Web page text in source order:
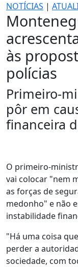
NOTÍCIAS |
às
polícias
Primeiro-
pôr em
financeira
O primeiro-
vai colocar "nem
as forças de
medonho" e não
instabilidade
"Há uma coisa
perder a
sociedade, com